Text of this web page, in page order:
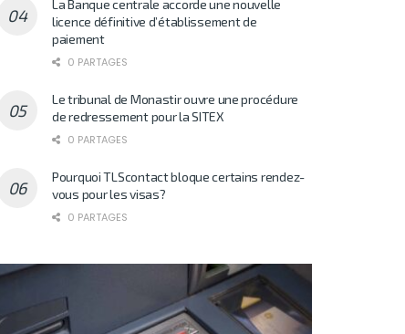
La Banque centrale accorde une nouvelle
licence définitive d’établissement de
paiement
0 PARTAGES
Le tribunal de Monastir ouvre une procédure
de redressement pour la SITEX
0 PARTAGES
Pourquoi TLScontact bloque certains rendez-
vous pour les visas?
0 PARTAGES